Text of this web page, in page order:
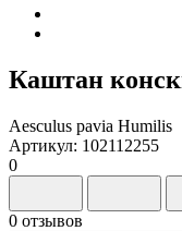
Каштан
Aesculus pavia Humilis
Артикул: 102112255
0
0 отзывов